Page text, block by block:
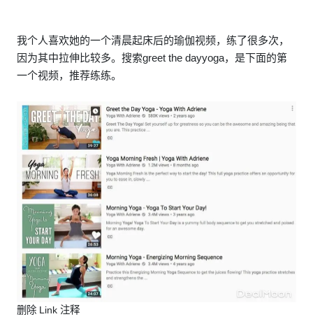
我个人喜欢她的一个清晨起床后的瑜伽视频，练了很多次，
因为其中拉伸比较多。搜索greet the dayyoga，是下面的第
一个视频，推荐练练。
删除 Link 注释